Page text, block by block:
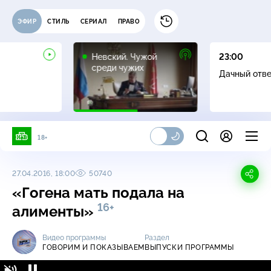
ЭФИР СТИЛЬ СЕРИАЛ ПРАВО
Невский. Чужой
среди чужих
16+
23:00
Дачный
18+
27.04.2016, 18:00 50740
«Гогена мать подала на
алименты» 16+
Видео программы
ГОВОРИМ И ПОКАЗЫВАЕМ
Раздел
ВЫПУСКИ ПРОГРАММЫ